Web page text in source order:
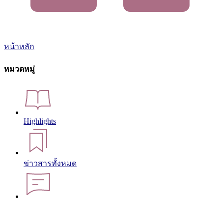
หน้าหลัก
หมวดหมู่
Highlights
ข่าวสารทั้งหมด